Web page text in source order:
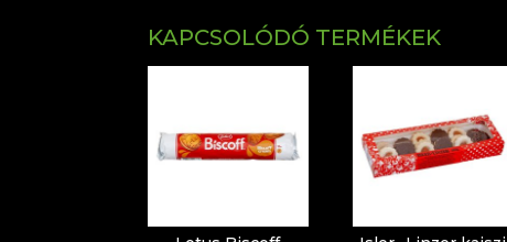
KAPCSOLÓDÓ TERMÉKEK